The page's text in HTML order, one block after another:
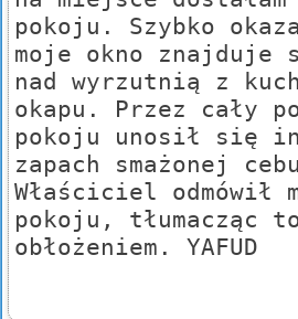
pokoju. Szybko
moje okno znajduje
nad wyrzutnią z
okapu. Przez cały
pokoju unosił się
zapach smażonej
Właściciel odmówił
pokoju, tłumacząc to
obłożeniem. YAFUD